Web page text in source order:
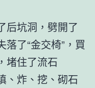
坑洞，劈開了
了“金交椅”，買
堵住了流石
炸、挖、砌石